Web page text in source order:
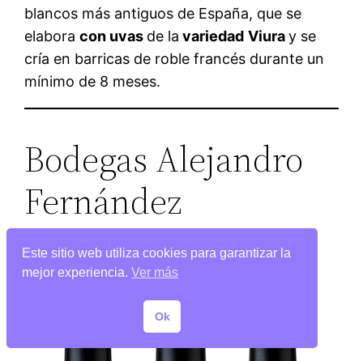
blancos más antiguos de España, que se
elaboracon uvas de la variedad Viuray se
cría en barricas de roble francés durante un
mínimo de 8 meses.
Bodegas Alejandro
Fernández
(Pesquera)
Este sitio web utiliza cookies para garantizar la
mejor experiencia.Ver más
Ok